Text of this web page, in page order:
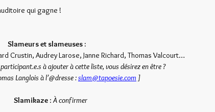
qui gagne !
Slameurs et slameuses :
Crustin, Audrey Larose, Janne Richard, Thomas Valcourt…
à ajouter à cette liste, vous désirez en être ?
Langlois à l’@dresse : slam@tapoesie.com ]
Slamikaze : À confirmer